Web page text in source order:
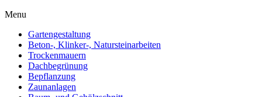
Menu
Gartengestaltung
Beton-, Klinker-, Natursteinarbeiten
Trockenmauern
Dachbegrünung
Bepflanzung
Zaunanlagen